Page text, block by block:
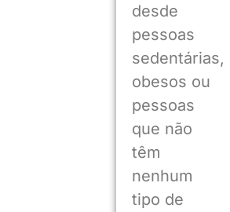
desde
pessoas
sedentárias,
obesos ou
pessoas
que não
têm
nenhum
tipo de